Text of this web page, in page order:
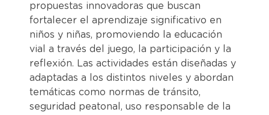
propuestas innovadoras que buscan
fortalecer el aprendizaje significativo en
niños y niñas, promoviendo la educación
vial a través del juego, la participación y la
reflexión. Las actividades están diseñadas y
adaptadas a los distintos niveles y abordan
temáticas como normas de tránsito,
seguridad peatonal, uso responsable de la